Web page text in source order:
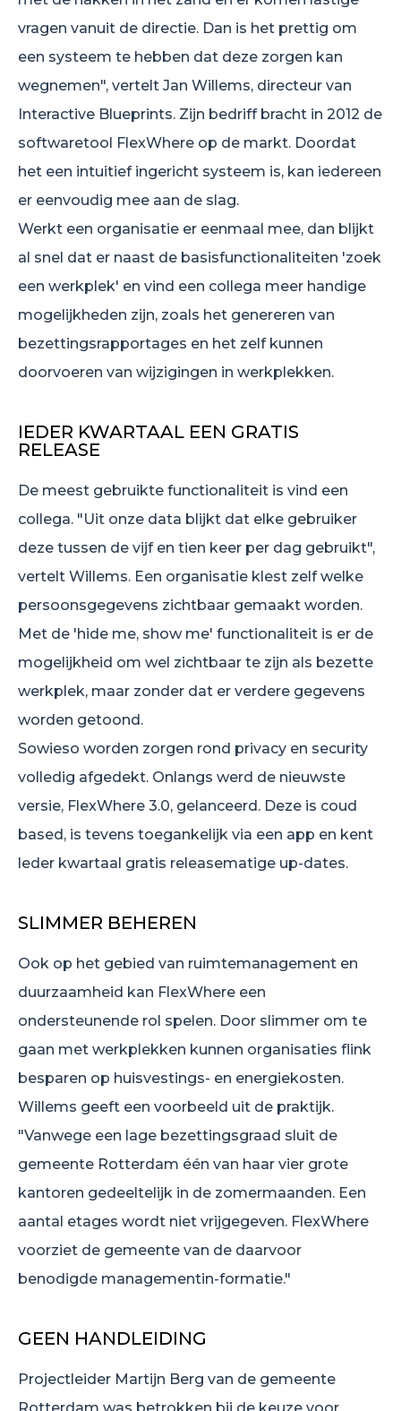
vragen vanuit de directie. Dan is het prettig om
een systeem te hebben dat deze zorgen kan
wegnemen", vertelt Jan Willems, directeur van
Interactive Blueprints. Zijn bedriff bracht in 2012 de
softwaretool FlexWhere op de markt. Doordat
het een intuitief ingericht systeem is, kan iedereen
er eenvoudig mee aan de slag.
Werkt een organisatie er eenmaal mee, dan blijkt
al snel dat er naast de basisfunctionaliteiten 'zoek
een werkplek' en vind een collega meer handige
mogelijkheden zijn, zoals het genereren van
bezettingsrapportages en het zelf kunnen
doorvoeren van wijzigingen in werkplekken.
IEDER KWARTAAL EEN GRATIS
RELEASE
De meest gebruikte functionaliteit is vind een
collega. "Uit onze data blijkt dat elke gebruiker
deze tussen de vijf en tien keer per dag gebruikt",
vertelt Willems. Een organisatie klest zelf welke
persoonsgegevens zichtbaar gemaakt worden.
Met de 'hide me, show me' functionaliteit is er de
mogelijkheid om wel zichtbaar te zijn als bezette
werkplek, maar zonder dat er verdere gegevens
worden getoond.
Sowieso worden zorgen rond privacy en security
volledig afgedekt. Onlangs werd de nieuwste
versie, FlexWhere 3.0, gelanceerd. Deze is coud
based, is tevens toegankelijk via een app en kent
leder kwartaal gratis releasematige up-dates.
SLIMMER BEHEREN
Ook op het gebied van ruimtemanagement en
duurzaamheid kan FlexWhere een
ondersteunende rol spelen. Door slimmer om te
gaan met werkplekken kunnen organisaties flink
besparen op huisvestings- en energiekosten.
Willems geeft een voorbeeld uit de praktijk.
"Vanwege een lage bezettingsgraad sluit de
gemeente Rotterdam één van haar vier grote
kantoren gedeeltelijk in de zomermaanden. Een
aantal etages wordt niet vrijgegeven. FlexWhere
voorziet de gemeente van de daarvoor
benodigde managementin-formatie."
GEEN HANDLEIDING
Projectleider Martijn Berg van de gemeente